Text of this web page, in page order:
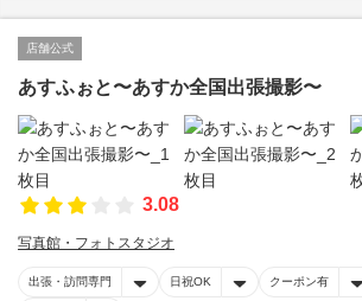
店舗公式
あすふぉと〜あすか全国出張撮影〜
3.08
写真館・フォトスタジオ
出張・訪問専門 日祝OK クーポン有